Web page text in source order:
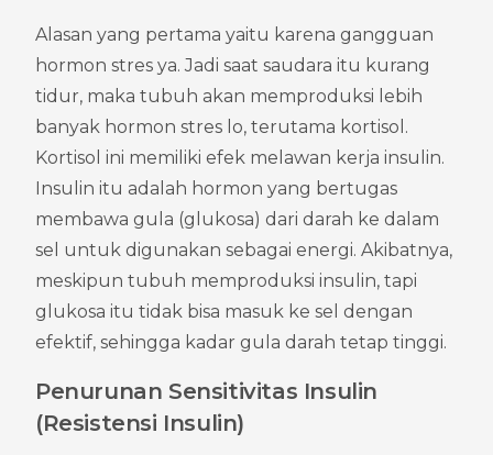
Alasan yang pertama yaitu karena gangguan
hormon stres ya. Jadi saat saudara itu kurang
tidur, maka tubuh akan memproduksi lebih
banyak hormon stres lo, terutama kortisol.
Kortisol ini memiliki efek melawan kerja insulin.
Insulin itu adalah hormon yang bertugas
membawa gula (glukosa) dari darah ke dalam
sel untuk digunakan sebagai energi. Akibatnya,
meskipun tubuh memproduksi insulin, tapi
glukosa itu tidak bisa masuk ke sel dengan
efektif, sehingga kadar gula darah tetap tinggi.
Penurunan Sensitivitas Insulin
(Resistensi Insulin)